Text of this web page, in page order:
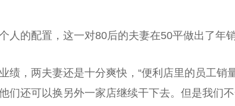
人的配置，这一对80后的夫妻在50平做出了年
绩，两夫妻还是十分爽快，“便利店里的员工销
们还可以换另外一家店继续干下去。但是我们不